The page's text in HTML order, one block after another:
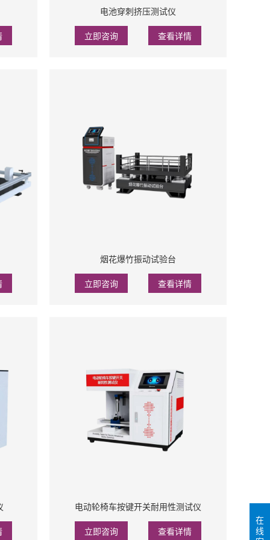
电池穿刺挤压测试仪
立即咨询 查看详情
烟花爆竹振动试验台
立即咨询 查看详情
电动轮椅车按键开关耐用性测试仪
立即咨询 查看详情
在
线